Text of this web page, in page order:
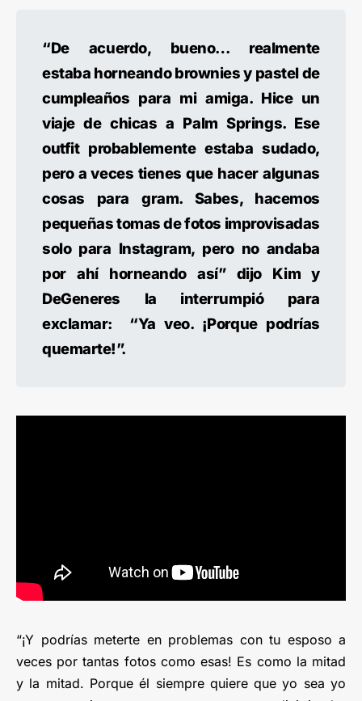
“De acuerdo, bueno… realmente
estaba horneando brownies y pastel de
cumpleaños para mi amiga. Hice un
viaje de chicas a Palm Springs. Ese
outfit probablemente estaba sudado,
pero a veces tienes que hacer algunas
cosas para gram. Sabes, hacemos
pequeñas tomas de fotos improvisadas
solo para Instagram, pero no andaba
por ahí horneando así” dijo Kim y
DeGeneres la interrumpió para
exclamar: “Ya veo. ¡Porque podrías
quemarte!”.
“¡Y podrías meterte en problemas con tu esposo a
veces por tantas fotos como esas! Es como la mitad
y la mitad. Porque él siempre quiere que yo sea yo